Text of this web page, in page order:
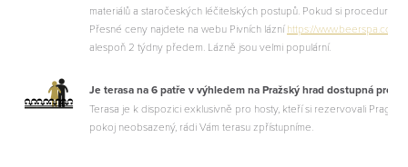
materiálů a staročeských léčitelských postupů. Pokud si proceduru
Přesné ceny najdete na webu Pivních lázníhttps://www.beerspa.com/
alespoň 2 týdny předem. Lázně jsou velmi populární.
Je terasa na 6 patře v výhledem na Pražský hrad dostupná pro
Terasa je k dispozici exklusivně pro hosty, kteří si rezervovali
pokoj neobsazený, rádi Vám terasu zpřístupníme.